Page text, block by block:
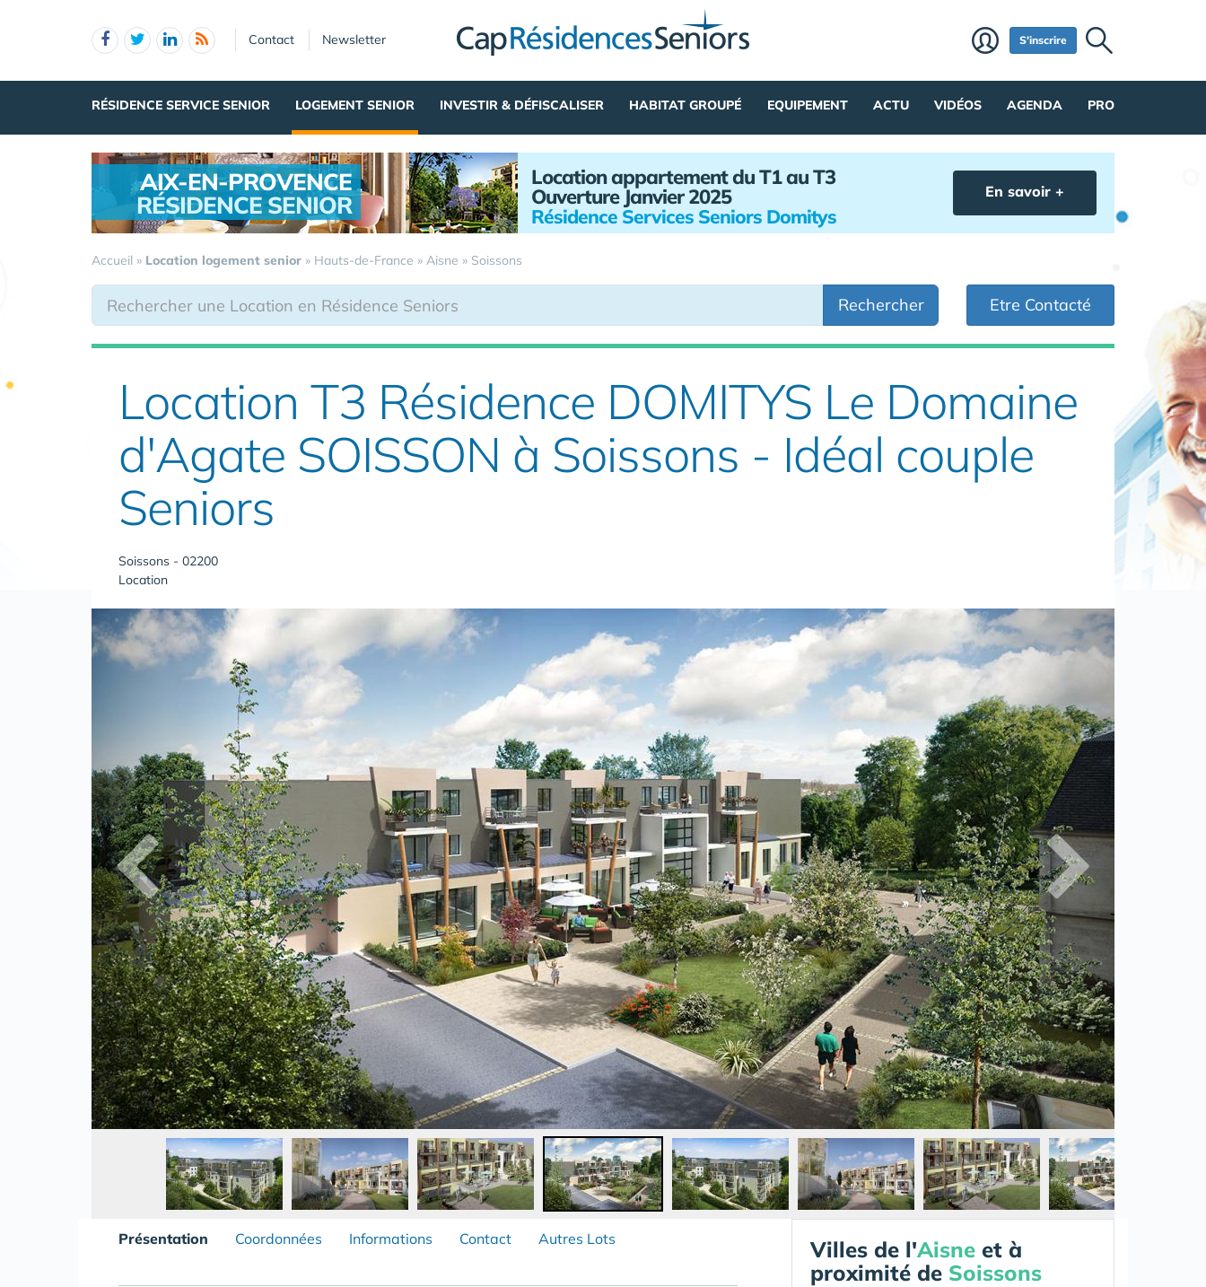
Contact Newsletter S'inscrire
RÉSIDENCE SERVICE SENIOR LOGEMENT SENIOR INVESTIR & DÉFISCALISER HABITAT GROUPÉ EQUIPEMENT ACTU VIDÉOS AGENDA PRO
AIX-EN-PROVENCE
RÉSIDENCE SENIOR
Location appartement du T1 au T3
Ouverture Janvier 2025
Résidence Services Seniors Domitys
En savoir +
Accueil » Location logement senior » Hauts-de-France » Aisne » Soissons
Rechercher Etre Contacté
Location T3 Résidence DOMITYS Le Domaine
d'Agate SOISSON à Soissons - Idéal couple
Seniors
Soissons - 02200
Location
Présentation Coordonnées Informations Contact Autres Lots Villes de l'Aisne et à
proximité de Soissons